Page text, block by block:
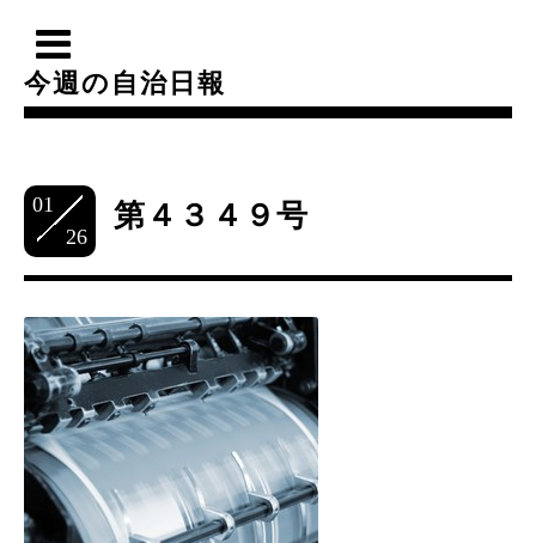
今週の自治日報
01
26
第４３４９号